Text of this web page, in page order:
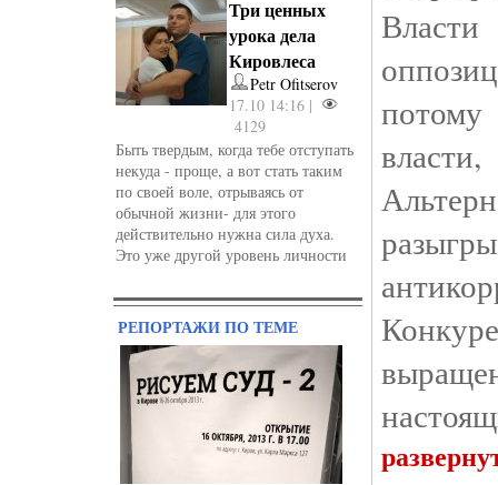
Три ценных
урока дела
Кировлеса
Petr Ofitserov
17.10 14:16 |
4129
Быть твердым, когда тебе отступать
некуда - проще, а вот стать таким
по своей воле, отрываясь от
обычной жизни- для этого
действительно нужна сила духа.
Это уже другой уровень личности
РЕПОРТАЖИ ПО ТЕМЕ